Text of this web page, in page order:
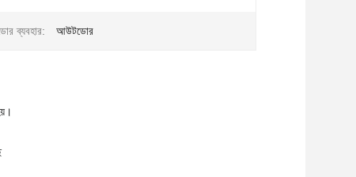
ব্যবহার: আউটডোর